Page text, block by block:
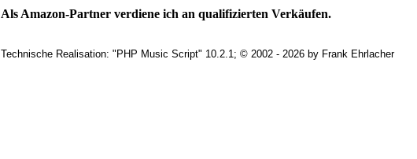
Als Amazon-Partner verdiene ich an qualifizierten Verkäufen.
Technische Realisation: "PHP Music Script" 10.2.1; © 2002 - 2026 by Frank Ehrlacher